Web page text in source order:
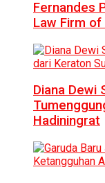
Fernandes
Law Firm
Diana Dewi
Hadiningrat